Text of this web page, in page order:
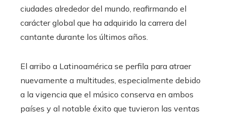
ciudades alrededor del mundo, reafirmando el
carácter global que ha adquirido la carrera del
cantante durante los últimos años.
El arribo a Latinoamérica se perfila para atraer
nuevamente a multitudes, especialmente debido
a la vigencia que el músico conserva en ambos
países y al notable éxito que tuvieron las ventas